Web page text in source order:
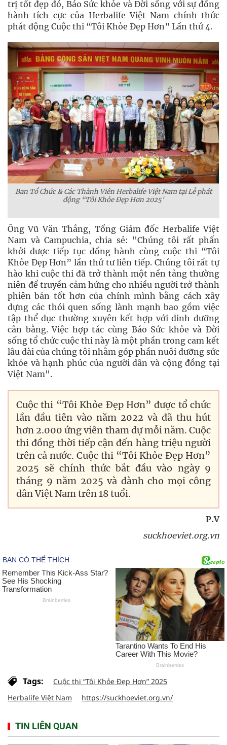
trị tốt đẹp đó, Báo Sức khỏe và Đời sống với sự đồng
hành tích cực của Herbalife Việt Nam chính thức
phát động Cuộc thi “Tôi Khỏe Đẹp Hơn” Lần thứ 4.
Ban Tổ Chức & Các Thành Viên Herbalife Việt Nam tại Lễ phát
động “Tôi Khỏe Đẹp Hơn 2025'
Ông Vũ Văn Thắng, Tổng Giám đốc Herbalife Việt
Nam và Campuchia, chia sẻ: "Chúng tôi rất phấn
khởi được tiếp tục đồng hành cùng cuộc thi “Tôi
Khỏe Đẹp Hơn” lần thứ tư liên tiếp. Chúng tôi rất tự
hào khi cuộc thi đã trở thành một nền tảng thường
niên để truyền cảm hứng cho nhiều người trở thành
phiên bản tốt hơn của chính mình bằng cách xây
dựng các thói quen sống lành mạnh bao gồm việc
tập thể dục thường xuyên kết hợp với dinh dưỡng
cân bằng. Việc hợp tác cùng Báo Sức khỏe và Đời
sống tổ chức cuộc thi này là một phần trong cam kết
lâu dài của chúng tôi nhằm góp phần nuôi dưỡng sức
khỏe và hạnh phúc của người dân và cộng đồng tại
Việt Nam".
Cuộc thi “Tôi Khỏe Đẹp Hơn” được tổ chức
lần đầu tiên vào năm 2022 và đã thu hút
hơn 2.000 ứng viên tham dự mỗi năm. Cuộc
thi đồng thời tiếp cận đến hàng triệu người
trên cả nước. Cuộc thi “Tôi Khỏe Đẹp Hơn”
2025 sẽ chính thức bắt đầu vào ngày 9
tháng 9 năm 2025 và dành cho mọi công
dân Việt Nam trên 18 tuổi.
P.V
suckhoeviet.org.vn
Tags:
Cuộc thi “Tôi Khỏe Đẹp Hơn” 2025
Herbalife Việt Nam
https://suckhoeviet.org.vn/
TIN LIÊN QUAN